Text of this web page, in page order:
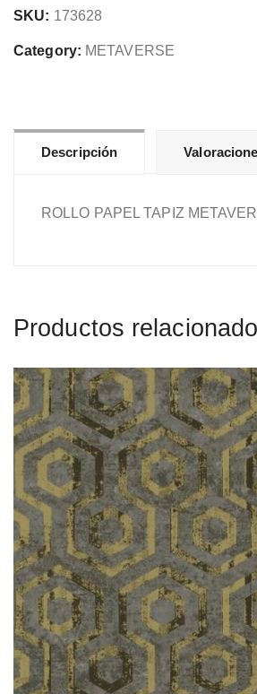
METAVERSE
MV201-
SKU: 173628
Category: METAVERSE
Descripción
ROLLO PAPEL TAPIZ
Productos